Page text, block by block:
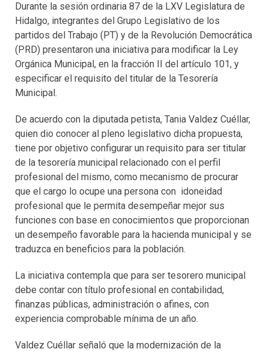
Durante la sesión ordinaria 87 de la LXV Legislatura de
Hidalgo, integrantes del Grupo Legislativo de los
partidos del Trabajo (PT) y de la Revolución Democrática
(PRD) presentaron una iniciativa para modificar la Ley
Orgánica Municipal, en la fracción II del artículo 101, y
especificar el requisito del titular de la Tesorería
Municipal.
De acuerdo con la diputada petista, Tania Valdez Cuéllar,
quien dio conocer al pleno legislativo dicha propuesta,
tiene por objetivo configurar un requisito para ser titular
de la tesorería municipal relacionado con el perfil
profesional del mismo, como mecanismo de procurar
que el cargo lo ocupe una persona con idoneidad
profesional que le permita desempeñar mejor sus
funciones con base en conocimientos que proporcionan
un desempeño favorable para la hacienda municipal y se
traduzca en beneficios para la población.
La iniciativa contempla que para ser tesorero municipal
debe contar con título profesional en contabilidad,
finanzas públicas, administración o afines, con
experiencia comprobable mínima de un año.
Valdez Cuéllar señaló que la modernización de la